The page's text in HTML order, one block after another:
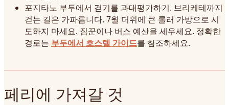
포지타노 부두에서 걷기를 과대평가하기. 브리케테까지
걷는 길은 가파릅니다. 7월 더위에 큰 롤러 가방으로 시
도하지 마세요. 짐꾼이나 버스 예산을 세우세요. 정확한
경로는 부두에서 호스텔 가이드를 참조하세요.
페리에 가져갈 것